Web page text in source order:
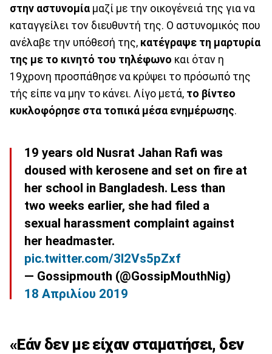
στην αστυνομία μαζί με την οικογένειά της για να
καταγγείλει τον διευθυντή της. Ο αστυνομικός που
ανέλαβε την υπόθεσή της, κατέγραψε τη μαρτυρία
της με το κινητό του τηλέφωνο και όταν η
19χρονη προσπάθησε να κρύψει το πρόσωπό της
τής είπε να μην το κάνει. Λίγο μετά, το βίντεο
κυκλοφόρησε στα τοπικά μέσα ενημέρωσης.
19 years old Nusrat Jahan Rafi was
doused with kerosene and set on fire at
her school in Bangladesh. Less than
two weeks earlier, she had filed a
sexual harassment complaint against
her headmaster.
pic.twitter.com/3I2Vs5pZxf
— Gossipmouth (@GossipMouthNig)
18 Απριλίου 2019
«Εάν δεν με είχαν σταματήσει, δεν